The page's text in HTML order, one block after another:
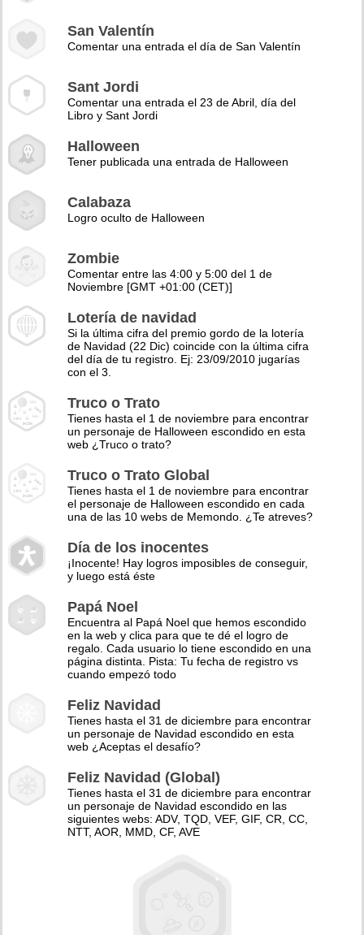
San Valentín
Comentar una entrada el día de San Valentín
Sant Jordi
Comentar una entrada el 23 de Abril, día del
Libro y Sant Jordi
Halloween
Tener publicada una entrada de Halloween
Calabaza
Logro oculto de Halloween
Zombie
Comentar entre las 4:00 y 5:00 del 1 de
Noviembre [GMT +01:00 (CET)]
Lotería de navidad
Si la última cifra del premio gordo de la lotería
de Navidad (22 Dic) coincide con la última cifra
del día de tu registro. Ej: 23/09/2010 jugarías
con el 3.
Truco o Trato
Tienes hasta el 1 de noviembre para encontrar
un personaje de Halloween escondido en esta
web ¿Truco o trato?
Truco o Trato Global
Tienes hasta el 1 de noviembre para encontrar
el personaje de Halloween escondido en cada
una de las 10 webs de Memondo. ¿Te atreves?
Día de los inocentes
¡Inocente! Hay logros imposibles de conseguir,
y luego está éste
Papá Noel
Encuentra al Papá Noel que hemos escondido
en la web y clica para que te dé el logro de
regalo. Cada usuario lo tiene escondido en una
página distinta. Pista: Tu fecha de registro vs
cuando empezó todo
Feliz Navidad
Tienes hasta el 31 de diciembre para encontrar
un personaje de Navidad escondido en esta
web ¿Aceptas el desafío?
Feliz Navidad (Global)
Tienes hasta el 31 de diciembre para encontrar
un personaje de Navidad escondido en las
siguientes webs: ADV, TQD, VEF, GIF, CR, CC,
NTT, AOR, MMD, CF, AVE